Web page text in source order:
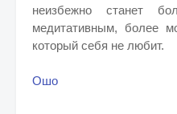
неизбежно станет
медитативным, более
который себя не любит.
Ошо